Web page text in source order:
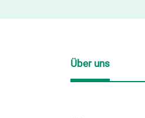
Über uns